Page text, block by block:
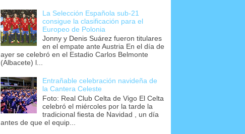
La Selección Española sub-21
consigue la clasificación para el
Europeo de Polonia
Jonny y Denis Suárez fueron titulares
en el empate ante Austria En el día de
ayer se celebró en el Estadio Carlos Belmonte
(Albacete) l...
Entrañable celebración navideña de
la Cantera Celeste
Foto: Real Club Celta de Vigo El Celta
celebró el miércoles por la tarde la
tradicional fiesta de Navidad , un día
antes de que el equip...